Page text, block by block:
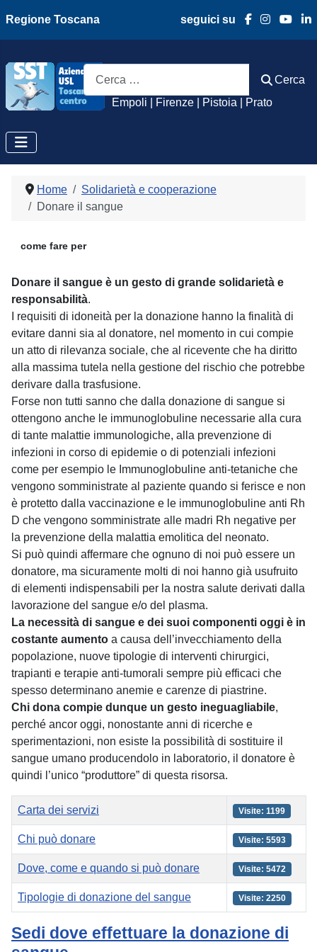
Regione Toscana seguici su
Azienda Usl
Empoli | Firenze | Pistoia | Prato
Cerca
Cerca
Home
Solidarietà e cooperazione
Donare il sangue
come fare per
Donare il sangue è un gesto di grande solidarietà e
responsabilità.
I requisiti di idoneità per la donazione hanno la finalità di
evitare danni sia al donatore, nel momento in cui compie
un atto di rilevanza sociale, che al ricevente che ha diritto
alla massima tutela nella gestione del rischio che potrebbe
derivare dalla trasfusione.
Forse non tutti sanno che dalla donazione di sangue si
ottengono anche le immunoglobuline necessarie alla cura
di tante malattie immunologiche, alla prevenzione di
infezioni in corso di epidemie o di potenziali infezioni
come per esempio le Immunoglobuline anti-tetaniche che
vengono somministrate al paziente quando si ferisce e non
è protetto dalla vaccinazione e le immunoglobuline anti Rh
D che vengono somministrate alle madri Rh negative per
la prevenzione della malattia emolitica del neonato.
Si può quindi affermare che ognuno di noi può essere un
donatore, ma sicuramente molti di noi hanno già usufruito
di elementi indispensabili per la nostra salute derivati dalla
lavorazione del sangue e/o del plasma.
La necessità di sangue e dei suoi componenti oggi è in
costante aumento a causa dell’invecchiamento della
popolazione, nuove tipologie di interventi chirurgici,
trapianti e terapie anti-tumorali sempre più efficaci che
spesso determinano anemie e carenze di piastrine.
Chi dona compie dunque un gesto ineguagliabile,
perché ancor oggi, nonostante anni di ricerche e
sperimentazioni, non esiste la possibilità di sostituire il
sangue umano producendolo in laboratorio, il donatore è
quindi l’unico “produttore” di questa risorsa.
Titolo Visite
Carta dei servizi Visite: 1199
Chi può donare Visite: 5593
Dove, come e quando si può donare Visite: 5472
Tipologie di donazione del sangue Visite: 2250
Sedi dove effettuare la donazione di